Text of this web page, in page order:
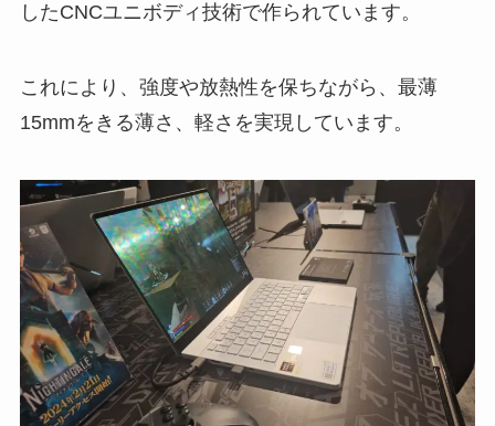
したCNCユニボディ技術で作られています。
これにより、強度や放熱性を保ちながら、最薄
15mmをきる薄さ、軽さを実現しています。